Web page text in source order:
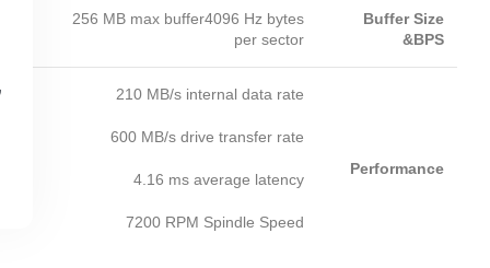
Buffer Size
&BPS
256 MB max buffer4096 Hz bytes
per sector
Performance
210 MB/s internal data rate
600 MB/s drive transfer rate
4.16 ms average latency
7200 RPM Spindle Speed